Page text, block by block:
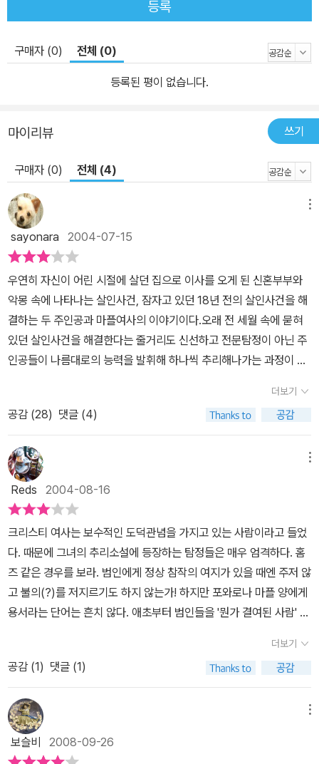
등록
구매자 (0) 전체 (0)
등록된 평이 없습니다.
마이리뷰 쓰기
구매자 (0) 전체 (4)
sayonara 2004-07-15
우연히 자신이 어린 시절에 살던 집으로 이사를 오게 된 신혼부부와
악몽 속에 나타나는 살인사건, 잠자고 있던 18년 전의 살인사건을 해
결하는 두 주인공과 마플여사의 이야기이다.오래 전 세월 속에 묻혀
있던 살인사건을 해결한다는 줄거리도 신선하고 전문탐정이 아닌 주
인공들이 나름대로의 능력을 발휘해 하나씩 추리해나가는 과정이 장
이기도 하다. 추리가 잘 안풀릴 때 하염없이 헤매기만 하는 주인공들
을 보고 있노라면, 멋지고 자신감 넘치게 앞으로 나아가는 포와로가
그리워지기도 한다.(물론 결정적인 순간에는 마플여사가 꼭 도움을
주지만 말이다.)악당타입의 다혈질적이고 성공을 갈망하는 남자, 평
소에는 점잖고 지루하지만 간혹 사이코 같은 분노를 폭발시키는 남
자, 유쾌하지만 마음속에는 그늘을 감추고 있는 남자. 다소 평면적이
고 뻔한 용의자들이 등장하지만 꽤나 독특하고 재미있는 작품임에는
틀림없다.그리고 과거의 살인사건을 추적한다는 기본설정이 포와로
가 등장하는 ‘코끼리는 기억한다’와 조금 비슷하지 않은가하는 생각
이 든다.
더보기
공감 (28) 댓글 (4)
Reds 2004-08-16
크리스티 여사는 보수적인 도덕관념을 가지고 있는 사람이라고 들었
다. 때문에 그녀의 추리소설에 등장하는 탐정들은 매우 엄격하다. 홈
즈 같은 경우를 보라. 범인에게 정상 참작의 여지가 있을 때엔 주저 않
고 불의(?)를 저지르기도 하지 않는가! 하지만 포와로나 마플 양에게
용서라는 단어는 흔치 않다. 애초부터 범인들을 '뭔가 결여된 사람' 으
가 주인공의 처지에 있었다면, 나는 조용히 입을 다물고 모든 것을 깨
끗이 잊어 버리는 편을 택했을 것이다. 살인은 어느 때고 위험하다. 이
미 오래 전에 묻혀버린 사건을 캐고 들어가서 좋을 것은 없지 않은가.
그러나 크리스티 여사는 악은 철저히 응징되어야 한다는 생각을 가졌
기 때문인지, 우리의 주인공들은 위험하다는 경고에도 불구하고 목숨
을 걸고 묻혀 버린 살인 사건 추적에 나선다. 잠자는 살인 뿐만이 아니
더보기
공감 (1) 댓글 (1)
보슬비 2008-09-26